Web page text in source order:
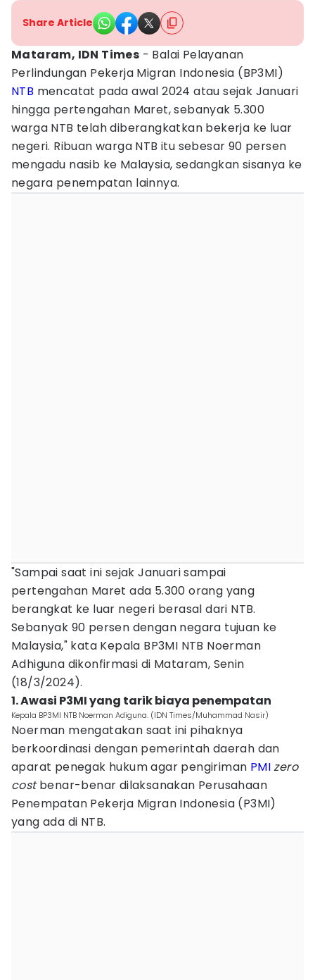
Share Article
Mataram, IDN Times - Balai Pelayanan
Perlindungan Pekerja Migran Indonesia (BP3MI)
NTB mencatat pada awal 2024 atau sejak Januari
hingga pertengahan Maret, sebanyak 5.300
warga NTB telah diberangkatkan bekerja ke luar
negeri. Ribuan warga NTB itu sebesar 90 persen
mengadu nasib ke Malaysia, sedangkan sisanya ke
negara penempatan lainnya.
"Sampai saat ini sejak Januari sampai
pertengahan Maret ada 5.300 orang yang
berangkat ke luar negeri berasal dari NTB.
Sebanyak 90 persen dengan negara tujuan ke
Malaysia," kata Kepala BP3MI NTB Noerman
Adhiguna dikonfirmasi di Mataram, Senin
(18/3/2024).
1. Awasi P3MI yang tarik biaya penempatan
Kepala BP3MI NTB Noerman Adiguna. (IDN Times/Muhammad Nasir)
Noerman mengatakan saat ini pihaknya
berkoordinasi dengan pemerintah daerah dan
aparat penegak hukum agar pengiriman PMIzero
costbenar-benar dilaksanakan Perusahaan
Penempatan Pekerja Migran Indonesia (P3MI)
yang ada di NTB.